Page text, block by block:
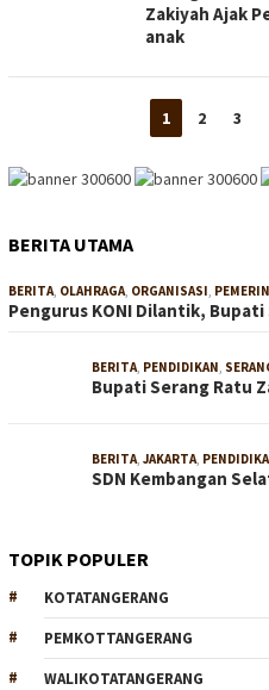
Zakiyah Ajak
anak
1 2 3
BERITA UTAMA
BERITA, OLAHRAGA, ORGANISASI,
Pengurus KONI Dilantik,
BERITA, PENDIDIKAN,
Bupati Serang Ratu
BERITA, JAKARTA,
SDN Kembangan
TOPIK POPULER
KOTATANGERANG
PEMKOTTANGERANG
WALIKOTATANGERANG